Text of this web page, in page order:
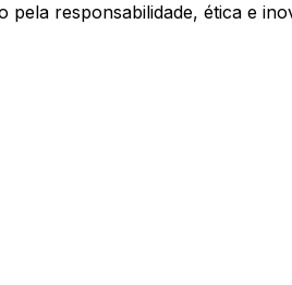
responsabilidade, ética e